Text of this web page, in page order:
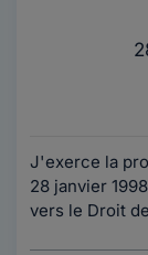
J'exerce la
28 janvier
vers le Droit